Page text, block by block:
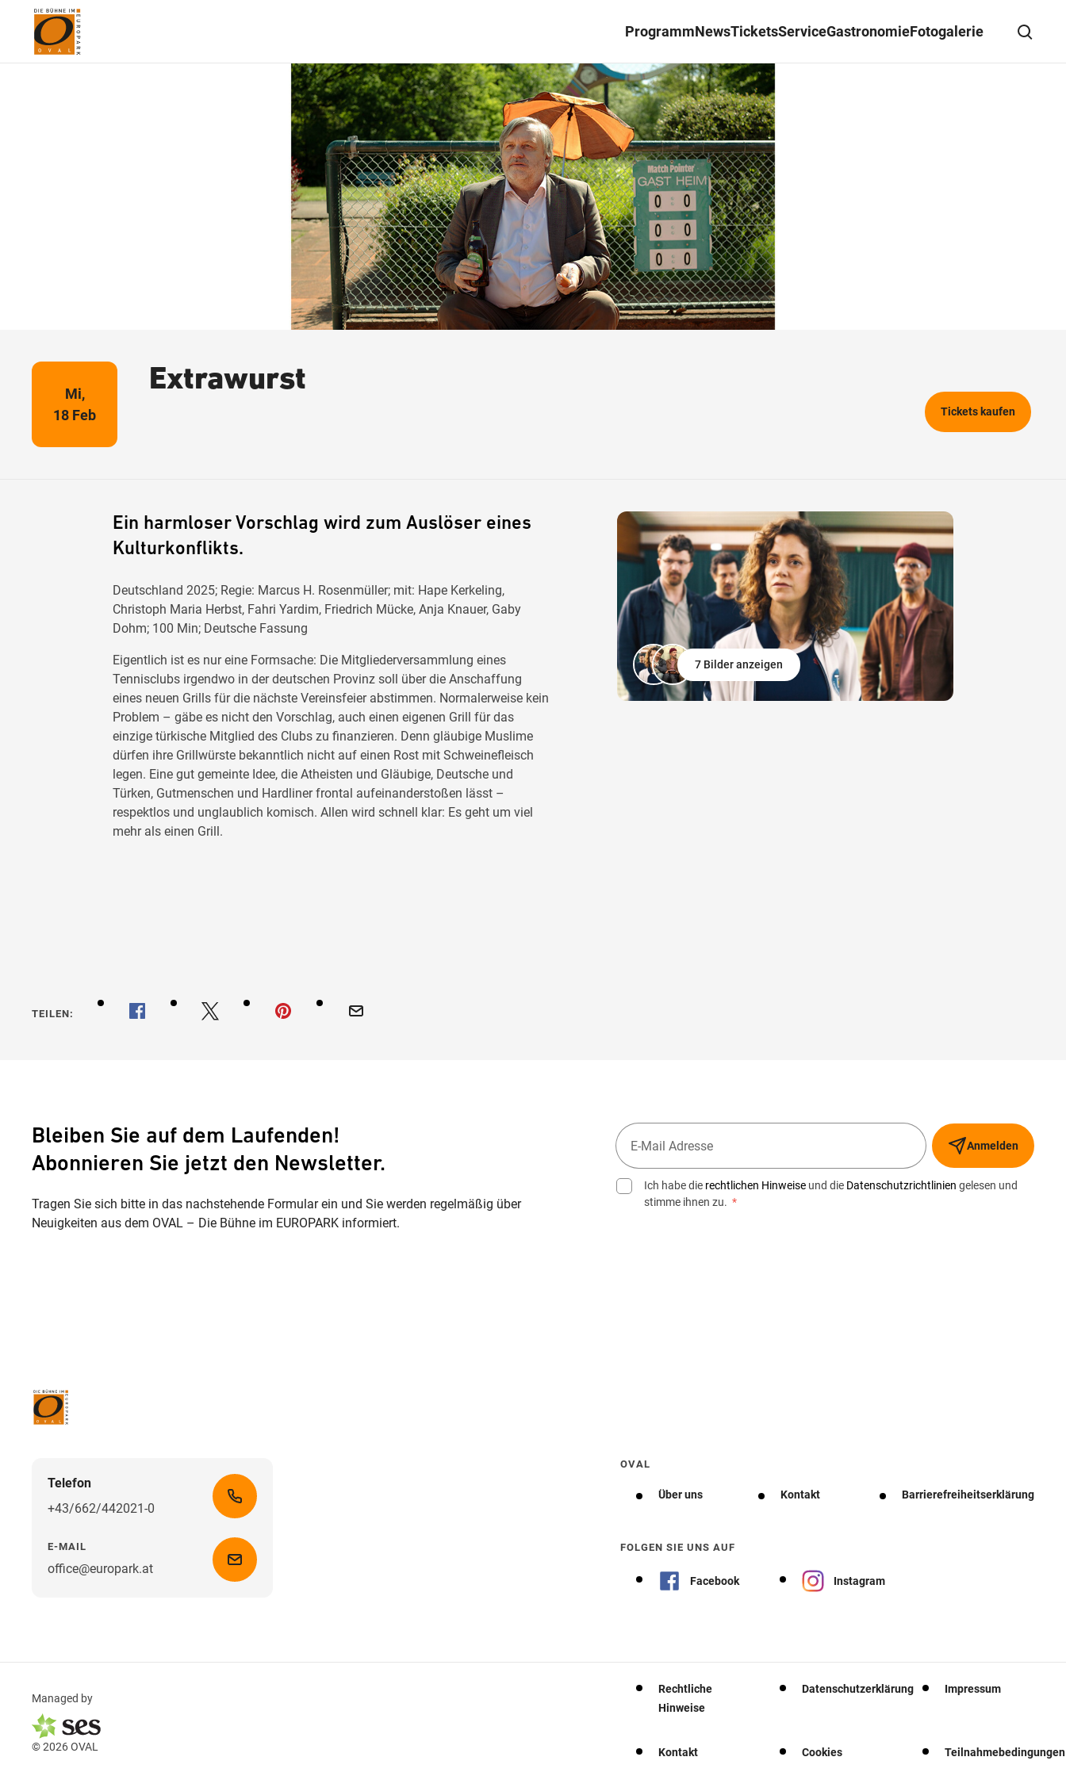
ProgrammNewsTicketsServiceGastronomieFotogalerie
Suche schließen
Mi,
18 Feb
Extrawurst
Tickets kaufen
Ein harmloser Vorschlag wird zum Auslöser eines
Kulturkonflikts.
Deutschland 2025; Regie: Marcus H. Rosenmüller; mit: Hape Kerkeling,
Christoph Maria Herbst, Fahri Yardim, Friedrich Mücke, Anja Knauer, Gaby
Dohm; 100 Min; Deutsche Fassung
Eigentlich ist es nur eine Formsache: Die Mitgliederversammlung eines
Tennisclubs irgendwo in der deutschen Provinz soll über die Anschaffung
eines neuen Grills für die nächste Vereinsfeier abstimmen. Normalerweise kein
Problem – gäbe es nicht den Vorschlag, auch einen eigenen Grill für das
einzige türkische Mitglied des Clubs zu finanzieren. Denn gläubige Muslime
dürfen ihre Grillwürste bekanntlich nicht auf einen Rost mit Schweinefleisch
legen. Eine gut gemeinte Idee, die Atheisten und Gläubige, Deutsche und
Türken, Gutmenschen und Hardliner frontal aufeinanderstoßen lässt –
respektlos und unglaublich komisch. Allen wird schnell klar: Es geht um viel
mehr als einen Grill.
7 Bilder anzeigen
TEILEN:
Bleiben Sie auf dem Laufenden!
Abonnieren Sie jetzt den Newsletter.
Tragen Sie sich bitte in das nachstehende Formular ein und Sie werden regelmäßig über
Neuigkeiten aus dem OVAL – Die Bühne im EUROPARK informiert.
Anmelden
Ich habe die rechtlichen Hinweise und die Datenschutzrichtlinien gelesen und
stimme ihnen zu. *
Telefon
+43/662/442021-0
E-MAIL
office@europark.at
OVAL
Über uns Kontakt Barrierefreiheitserklärung
FOLGEN SIE UNS AUF
Facebook Instagram
Managed by
© 2026 OVAL
Rechtliche
Hinweise
Datenschutzerklärung Impressum
Kontakt Cookies Teilnahmebedingungen